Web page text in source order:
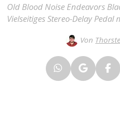
Old Blood Noise Endeavors
Vielseitiges Stereo-Delay
Von